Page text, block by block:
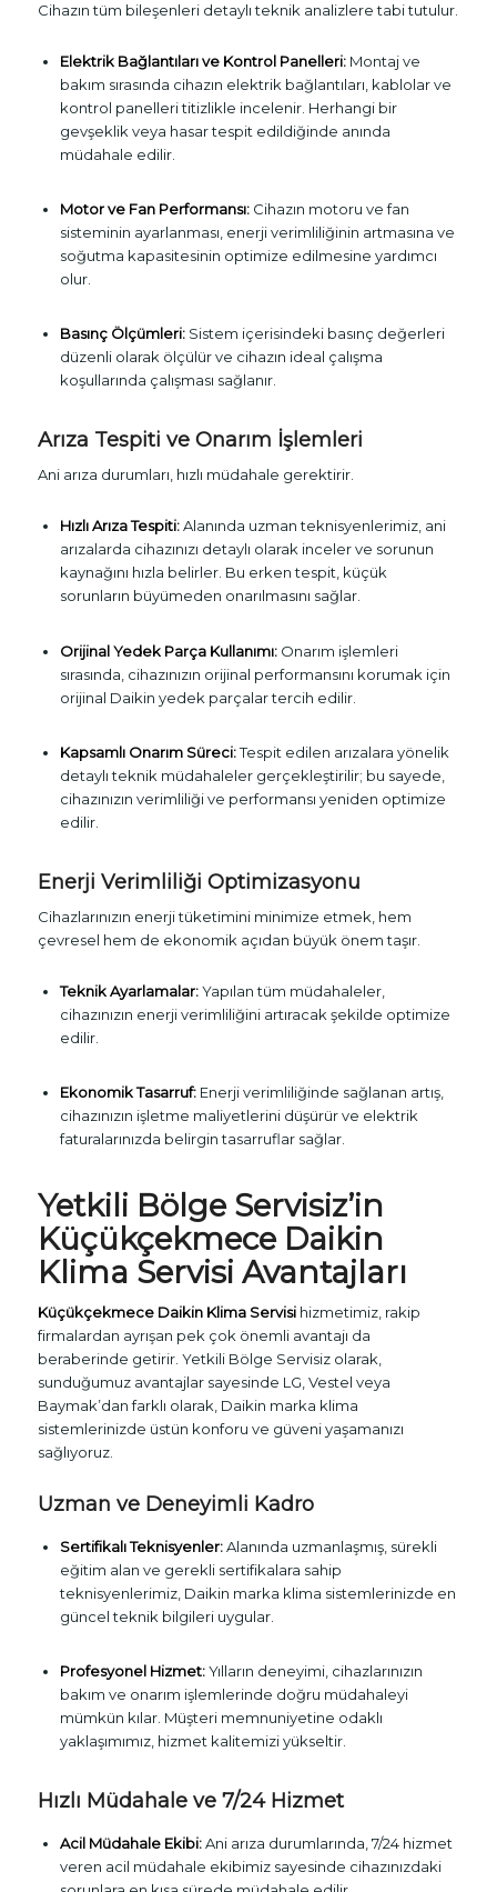
Cihazın tüm bileşenleri detaylı teknik analizlere tabi tutulur.
Elektrik Bağlantıları ve Kontrol Panelleri:Montaj ve
bakım sırasında cihazın elektrik bağlantıları, kablolar ve
kontrol panelleri titizlikle incelenir. Herhangi bir
gevşeklik veya hasar tespit edildiğinde anında
müdahale edilir.
Motor ve Fan Performansı:Cihazın motoru ve fan
sisteminin ayarlanması, enerji verimliliğinin artmasına ve
soğutma kapasitesinin optimize edilmesine yardımcı
olur.
Basınç Ölçümleri:Sistem içerisindeki basınç değerleri
düzenli olarak ölçülür ve cihazın ideal çalışma
koşullarında çalışması sağlanır.
Arıza Tespiti ve Onarım İşlemleri
Ani arıza durumları, hızlı müdahale gerektirir.
Hızlı Arıza Tespiti:Alanında uzman teknisyenlerimiz, ani
arızalarda cihazınızı detaylı olarak inceler ve sorunun
kaynağını hızla belirler. Bu erken tespit, küçük
sorunların büyümeden onarılmasını sağlar.
Orijinal Yedek Parça Kullanımı:Onarım işlemleri
sırasında, cihazınızın orijinal performansını korumak için
orijinal Daikin yedek parçalar tercih edilir.
Kapsamlı Onarım Süreci:Tespit edilen arızalara yönelik
detaylı teknik müdahaleler gerçekleştirilir; bu sayede,
cihazınızın verimliliği ve performansı yeniden optimize
edilir.
Enerji Verimliliği Optimizasyonu
Cihazlarınızın enerji tüketimini minimize etmek, hem
çevresel hem de ekonomik açıdan büyük önem taşır.
Teknik Ayarlamalar:Yapılan tüm müdahaleler,
cihazınızın enerji verimliliğini artıracak şekilde optimize
edilir.
Ekonomik Tasarruf:Enerji verimliliğinde sağlanan artış,
cihazınızın işletme maliyetlerini düşürür ve elektrik
faturalarınızda belirgin tasarruflar sağlar.
Yetkili Bölge Servisiz’in
Küçükçekmece Daikin
Klima Servisi Avantajları
Küçükçekmece Daikin Klima Servisihizmetimiz, rakip
firmalardan ayrışan pek çok önemli avantajı da
beraberinde getirir. Yetkili Bölge Servisiz olarak,
sunduğumuz avantajlar sayesinde LG, Vestel veya
Baymak’dan farklı olarak, Daikin marka klima
sistemlerinizde üstün konforu ve güveni yaşamanızı
sağlıyoruz.
Uzman ve Deneyimli Kadro
Sertifikalı Teknisyenler:Alanında uzmanlaşmış, sürekli
eğitim alan ve gerekli sertifikalara sahip
teknisyenlerimiz, Daikin marka klima sistemlerinizde en
güncel teknik bilgileri uygular.
Profesyonel Hizmet:Yılların deneyimi, cihazlarınızın
bakım ve onarım işlemlerinde doğru müdahaleyi
mümkün kılar. Müşteri memnuniyetine odaklı
yaklaşımımız, hizmet kalitemizi yükseltir.
Hızlı Müdahale ve 7/24 Hizmet
Acil Müdahale Ekibi:Ani arıza durumlarında, 7/24 hizmet
veren acil müdahale ekibimiz sayesinde cihazınızdaki